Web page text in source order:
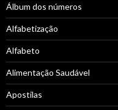
Álbum dos números
Alfabetização
Alfabeto
Alimentação Saudável
Apostilas